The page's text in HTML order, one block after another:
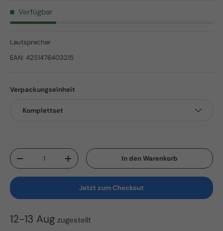
Verfügbar
Lautsprecher
EAN: 4251476403215
Verpackungseinheit
Komplettset
Anzahl
Menge verringernMenge erhöhen In den Warenkorb
Jetzt zum Checkout
12-13 Aug zugestellt